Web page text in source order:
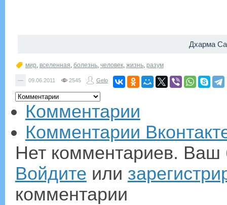
Дхарма
мир, вселенная, болезнь, человек, жизнь, разум
— 09.06.2011 2545 Gelo
Комментарии
Комментарии
Нет комментариев. Ваш
Войдите или
комментарии